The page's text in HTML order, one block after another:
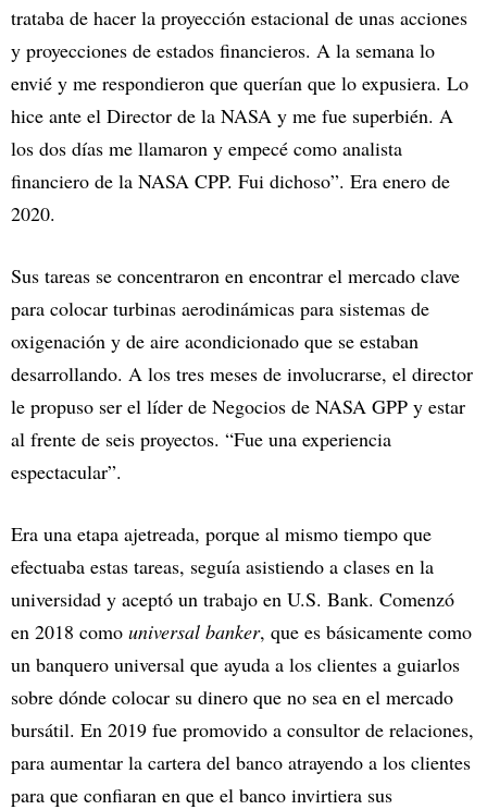
trataba de hacer la proyección estacional de unas acciones
y proyecciones de estados financieros. A la semana lo
envié y me respondieron que querían que lo expusiera. Lo
hice ante el Director de la NASA y me fue superbién. A
los dos días me llamaron y empecé como analista
financiero de la NASA CPP. Fui dichoso”. Era enero de
2020.
Sus tareas se concentraron en encontrar el mercado clave
para colocar turbinas aerodinámicas para sistemas de
oxigenación y de aire acondicionado que se estaban
desarrollando. A los tres meses de involucrarse, el director
le propuso ser el líder de Negocios de NASA GPP y estar
al frente de seis proyectos. “Fue una experiencia
espectacular”.
Era una etapa ajetreada, porque al mismo tiempo que
efectuaba estas tareas, seguía asistiendo a clases en la
universidad y aceptó un trabajo en U.S. Bank. Comenzó
en 2018 como universal banker, que es básicamente como
un banquero universal que ayuda a los clientes a guiarlos
sobre dónde colocar su dinero que no sea en el mercado
bursátil. En 2019 fue promovido a consultor de relaciones,
para aumentar la cartera del banco atrayendo a los clientes
para que confiaran en que el banco invirtiera sus